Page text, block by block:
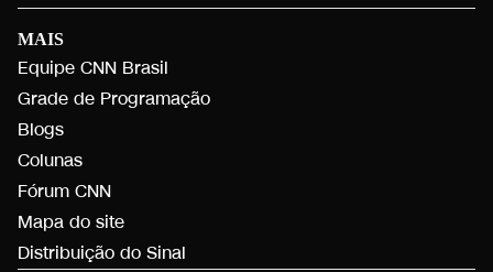
MAIS
Equipe CNN Brasil
Grade de Programação
Blogs
Colunas
Fórum CNN
Mapa do site
Distribuição do Sinal